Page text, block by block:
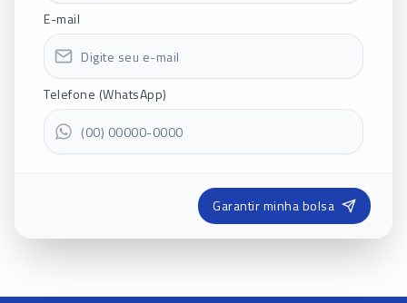
E-mail
Telefone (WhatsApp)
Garantir minha bolsa